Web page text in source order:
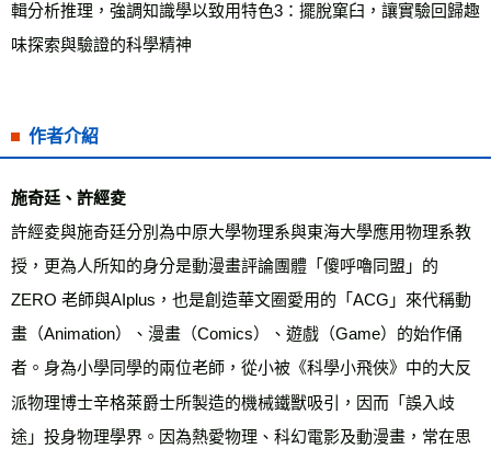
輯分析推理，強調知識學以致用特色3：擺脫窠臼，讓實驗回歸趣
味探索與驗證的科學精神
作者介紹
施奇廷、許經夌
許經夌與施奇廷分別為中原大學物理系與東海大學應用物理系教
授，更為人所知的身分是動漫畫評論團體「傻呼嚕同盟」的
ZERO 老師與AIplus，也是創造華文圈愛用的「ACG」來代稱動
畫（Animation）、漫畫（Comics）、遊戲（Game）的始作俑
者。身為小學同學的兩位老師，從小被《科學小飛俠》中的大反
派物理博士辛格萊爵士所製造的機械鐵獸吸引，因而「誤入歧
途」投身物理學界。因為熱愛物理、科幻電影及動漫畫，常在思